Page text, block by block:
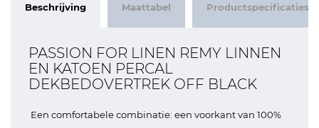
Beschrijving Maattabel Productspecificaties
PASSION FOR LINEN REMY LINNEN
EN KATOEN PERCAL
DEKBEDOVERTREK OFF BLACK
Een comfortabele combinatie: een voorkant van 100%